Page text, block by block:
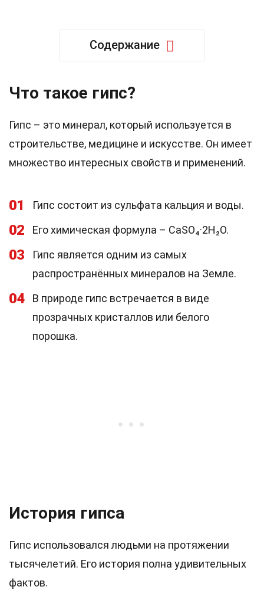
Содержание
Что такое гипс?
Гипс – это минерал, который используется в
строительстве, медицине и искусстве. Он имеет
множество интересных свойств и применений.
01 Гипс состоит из сульфата кальция и воды.
02 Его химическая формула – CaSO₄·2H₂O.
03
Гипс является одним из самых
распространённых минералов на Земле.
04
В природе гипс встречается в виде
прозрачных кристаллов или белого
порошка.
История гипса
Гипс использовался людьми на протяжении
тысячелетий. Его история полна удивительных
фактов.